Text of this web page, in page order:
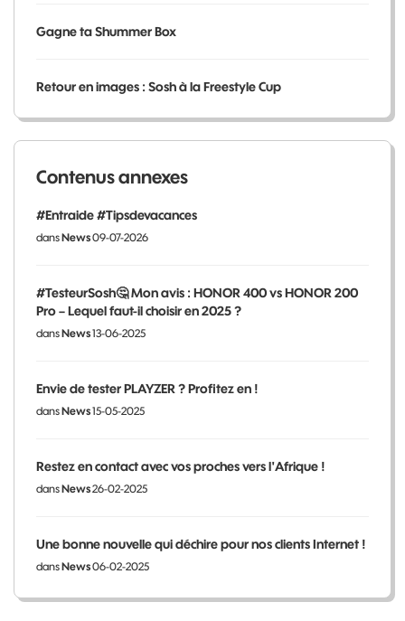
Gagne ta Shummer Box
Retour en images : Sosh à la Freestyle Cup
Contenus annexes
#Entraide #Tipsdevacances
dansNews09-07-2026
#TesteurSosh🤔 Mon avis : HONOR 400 vs HONOR 200
Pro – Lequel faut-il choisir en 2025 ?
dansNews13-06-2025
Envie de tester PLAYZER ? Profitez en !
dansNews15-05-2025
Restez en contact avec vos proches vers l'Afrique !
dansNews26-02-2025
Une bonne nouvelle qui déchire pour nos clients Internet !
dansNews06-02-2025